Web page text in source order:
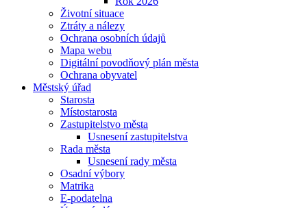
Životní situace
Ztráty a nálezy
Ochrana osobních údajů
Mapa webu
Digitální povodňový plán města
Ochrana obyvatel
Městský úřad
Starosta
Místostarosta
Zastupitelstvo města
Usnesení zastupitelstva
Rada města
Usnesení rady města
Osadní výbory
Matrika
E-podatelna